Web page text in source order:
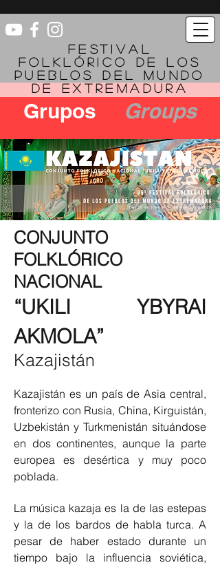
FESTIVAL
FOLKLÓRICO DE LOS
PUEBLOS DEL MUNDO
DE EXTREMADURA
Grupos Groups
CONJUNTO
FOLKLÓRICO
NACIONAL
“UKILI YBYRAI
AKMOLA”
Kazajistán
Kazajistán es un país de Asia central,
fronterizo con Rusia, China, Kirguistán,
Uzbekistán y Turkmenistán situándose
en dos continentes, aunque la parte
europea es desértica y muy poco
poblada.
La música kazaja es la de las estepas
y la de los bardos de habla turca. A
pesar de haber estado durante un
tiempo bajo la influencia soviética,